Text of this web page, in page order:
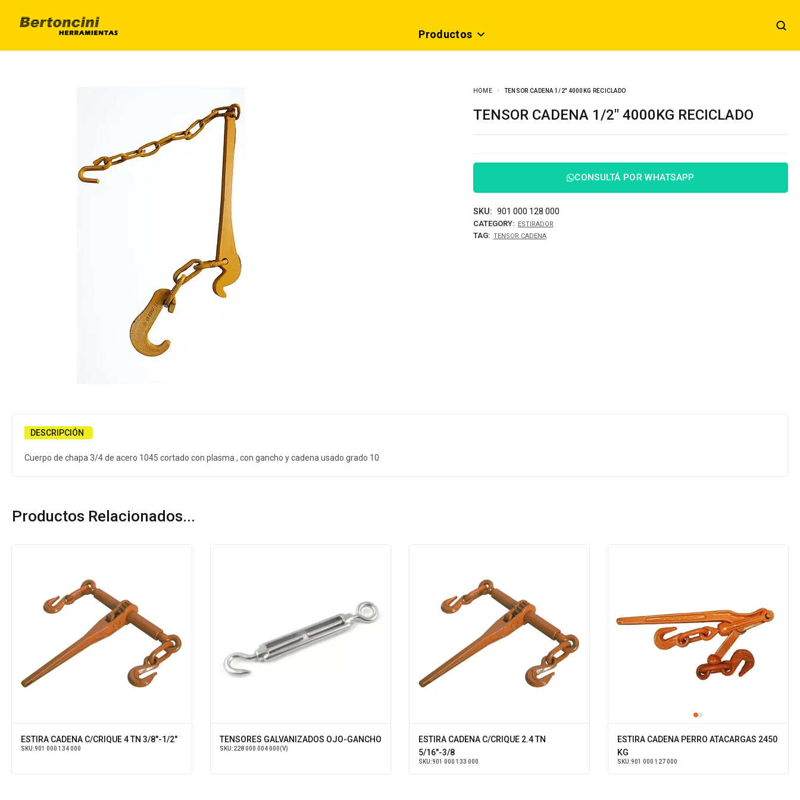
Productos
HOME TENSOR CADENA 1/2″ 4000KG RECICLADO
TENSOR CADENA 1/2″ 4000KG RECICLADO
CONSULTÁ POR WHATSAPP
SKU: 901 000 128 000
CATEGORY: ESTIRADOR
TAG: TENSOR CADENA
DESCRIPCIÓN
Cuerpo de chapa 3/4 de acero 1045 cortado con plasma , con gancho y cadena usado grado 10
Productos Relacionados...
ESTIRA CADENA C/CRIQUE 4 TN 3/8"-1/2"
SKU:901 000 134 000
TENSORES GALVANIZADOS OJO-GANCHO
SKU:228 000 004 000(V)
ESTIRA CADENA C/CRIQUE 2.4 TN
5/16"-3/8
SKU:901 000 133 000
ESTIRA CADENA PERRO ATACARGAS 2450
KG
SKU:901 000 127 000